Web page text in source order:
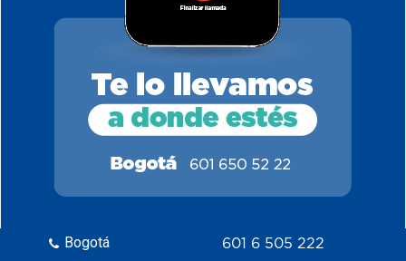
Bogotá
601 6 505 222